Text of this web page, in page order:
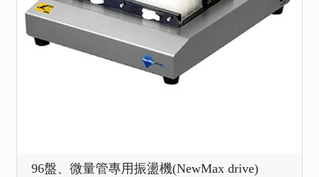
96盤、微量管專用振盪機(NewMax drive)